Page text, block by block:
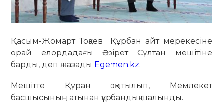
Қасым-Жомарт Тоқаев Құрбан айт мерекесіне
орай елордадағы Әзірет Сұлтан мешітіне
барды, деп жазады Egemen.kz.
Мешітте Құран оқытылып, Мемлекет
басшысының атынан құрбандық шалынды.